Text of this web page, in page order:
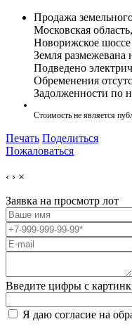
Продажа
Московская
Новорижское
Земля размежевана
Подведено
Обременения
Задолженности по
Стоимость не является
Печать Поделиться
Пожаловаться
‹ › ×
Заявка на просмотр лот
Введите цифры с
Я даю согласие на